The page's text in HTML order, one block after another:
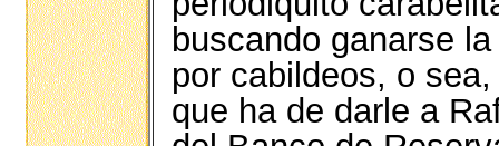
buscando ganarse
por cabildeos, o
que ha de darle a